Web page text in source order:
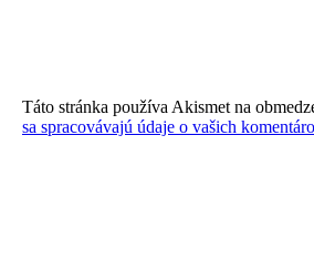
Táto stránka používa Akismet na
sa spracovávajú údaje o vašich